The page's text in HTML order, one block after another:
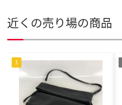
近くの売り場の商品